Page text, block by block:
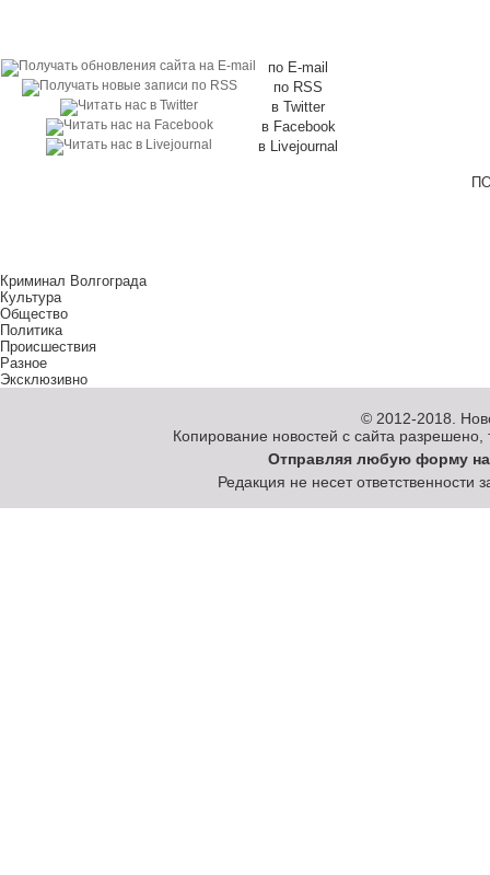
по E-mail
по RSS
в Twitter
в Facebook
в Livejournal
Криминал Волгограда
Культура
Общество
Политика
Происшествия
Разное
Эксклюзивно
© 2012-2018.
Копирование новостей с сайта разрешено,
Отправляя любую форму на
Редакция не несет